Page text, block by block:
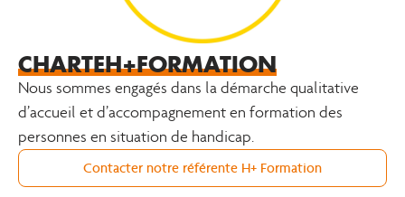
CHARTEH+FORMATION
Nous sommes engagés dans la démarche qualitative
d’accueil et d’accompagnement en formation des
personnes en situation de handicap.
Contacter notre référente H+ Formation